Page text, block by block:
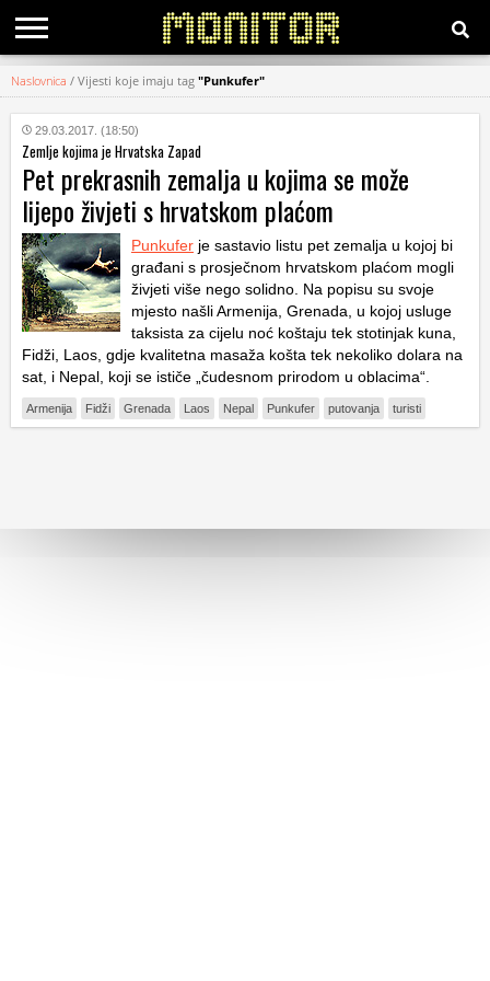
KATEGORIJE
HRVATSKI
WEB
Naslovnica / Vijesti koje imaju tag "Punkufer"
29.03.2017. (18:50)
Zemlje kojima je Hrvatska Zapad
Pet prekrasnih zemalja u kojima se može
lijepo živjeti s hrvatskom plaćom
Punkufer je sastavio listu pet zemalja u kojoj bi
građani s prosječnom hrvatskom plaćom mogli
živjeti više nego solidno. Na popisu su svoje
mjesto našli Armenija, Grenada, u kojoj usluge
taksista za cijelu noć koštaju tek stotinjak kuna,
Fidži, Laos, gdje kvalitetna masaža košta tek nekoliko dolara na
sat, i Nepal, koji se ističe „čudesnom prirodom u oblacima“.
Armenija Fidži Grenada Laos Nepal Punkufer putovanja turisti